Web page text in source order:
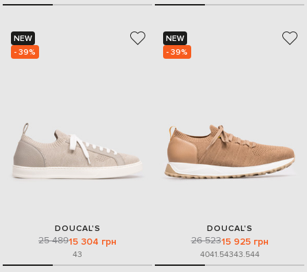
NEW
- 39%
DOUCAL'S
25 48915 304 грн
43
NEW
- 39%
DOUCAL'S
26 52315 925 грн
4041.54343.544